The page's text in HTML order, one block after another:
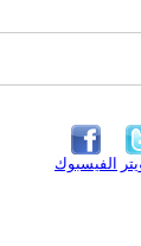
الفيسبوك